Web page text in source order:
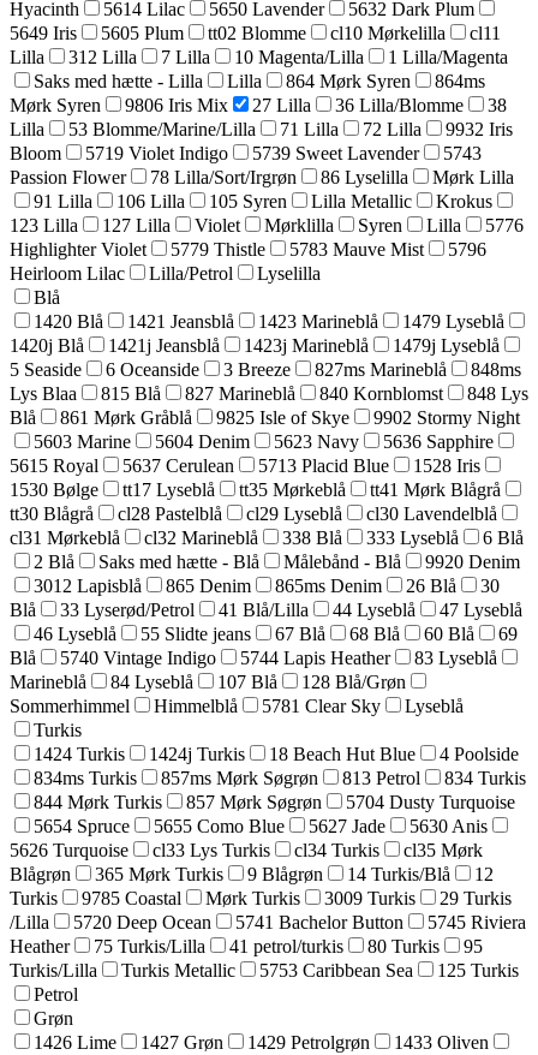
Hyacinth 5614 Lilac 5650 Lavender
5632 Dark Plum
5649 Iris
5605 Plum tt02 Blomme cl10 Mørkelilla
cl11
Lilla
312 Lilla 7 Lilla 10 Magenta/Lilla
1 Lilla/Magenta
Saks med hætte - Lilla
Lilla 864 Mørk Syren
864ms
Mørk Syren
9806 Iris Mix 27 Lilla 36 Lilla/Blomme
38
Lilla
53 Blomme/Marine/Lilla 71 Lilla 72 Lilla
9932 Iris
Bloom
5719 Violet Indigo 5739 Sweet Lavender
5743
Passion Flower
78 Lilla/Sort/Irgrøn 86 Lyselilla
Mørk Lilla
91 Lilla
106 Lilla 105 Syren Lilla Metallic
Krokus
123 Lilla
127 Lilla Violet Mørklilla Syren Lilla
5776
Highlighter Violet
5779 Thistle 5783 Mauve Mist
5796
Heirloom Lilac
Lilla/Petrol
Lyselilla
Blå
1420 Blå
1421 Jeansblå 1423 Marineblå
1479 Lyseblå
1420j Blå
1421j Jeansblå 1423j Marineblå
1479j Lyseblå
5 Seaside
6 Oceanside 3 Breeze 827ms Marineblå
848ms
Lys Blaa
815 Blå 827 Marineblå 840 Kornblomst
848 Lys
Blå
861 Mørk Gråblå 9825 Isle of Skye
9902 Stormy Night
5603 Marine
5604 Denim 5623 Navy
5636 Sapphire
5615 Royal
5637 Cerulean 5713 Placid Blue
1528 Iris
1530 Bølge
tt17 Lyseblå tt35 Mørkeblå
tt41 Mørk Blågrå
tt30 Blågrå
cl28 Pastelblå cl29 Lyseblå
cl30 Lavendelblå
cl31 Mørkeblå
cl32 Marineblå 338 Blå 333 Lyseblå
6 Blå
2 Blå
Saks med hætte - Blå Målebånd - Blå
9920 Denim
3012 Lapisblå
865 Denim 865ms Denim 26 Blå
30
Blå
33 Lyserød/Petrol 41 Blå/Lilla 44 Lyseblå
47 Lyseblå
46 Lyseblå
55 Slidte jeans 67 Blå 68 Blå 60 Blå
69
Blå
5740 Vintage Indigo 5744 Lapis Heather
83 Lyseblå
Marineblå
84 Lyseblå 107 Blå
128 Blå/Grøn
Sommerhimmel
Himmelblå 5781 Clear Sky
Lyseblå
Turkis
1424 Turkis
1424j Turkis 18 Beach Hut Blue
4 Poolside
834ms Turkis
857ms Mørk Søgrøn 813 Petrol
834 Turkis
844 Mørk Turkis
857 Mørk Søgrøn
5704 Dusty Turquoise
5654 Spruce
5655 Como Blue 5627 Jade
5630 Anis
5626 Turquoise
cl33 Lys Turkis cl34 Turkis
cl35 Mørk
Blågrøn
365 Mørk Turkis 9 Blågrøn 14 Turkis/Blå
12
Turkis
9785 Coastal Mørk Turkis 3009 Turkis
29 Turkis
/Lilla
5720 Deep Ocean 5741 Bachelor Button
5745 Riviera
Heather
75 Turkis/Lilla 41 petrol/turkis 80 Turkis
95
Turkis/Lilla
Turkis Metallic 5753 Caribbean Sea
125 Turkis
Petrol
Grøn
1426 Lime
1427 Grøn 1429 Petrolgrøn
1433 Oliven